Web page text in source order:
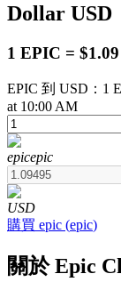
USDT永續
多種以
Dollar USD
1 EPIC =
EPIC 到 USD：1
at 10:00 AM
epicepic
USD
購買 epic (epic)
關於 Epic